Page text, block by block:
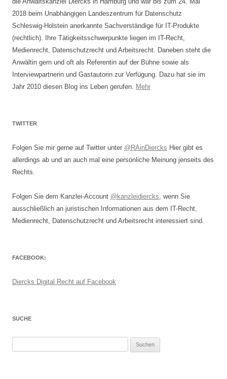
2018 beim Unabhängigen Landeszentrum für Datenschutz
Schleswig-Holstein anerkannte Sachverständige für IT-Produkte
(rechtlich). Ihre Tätigkeitsschwerpunkte liegen im IT-Recht,
Medienrecht, Datenschutzrecht und Arbeitsrecht. Daneben steht die
Anwältin gern und oft als Referentin auf der Bühne sowie als
Interviewpartnerin und Gastautorin zur Verfügung. Dazu hat sie im
Jahr 2010 diesen Blog ins Leben gerufen. Mehr
TWITTER
Folgen Sie mir gerne auf Twitter unter @RAinDiercks Hier gibt es
allerdings ab und an auch mal eine persönliche Meinung jenseits des
Rechts.
Folgen Sie dem Kanzlei-Account @kanzleidiercks, wenn Sie
ausschließlich an juristischen Informationen aus dem IT-Recht,
Medienrecht, Datenschutzrecht und Arbeitsrecht interessiert sind.
FACEBOOK:
Diercks Digital Recht auf Facebook
SUCHE